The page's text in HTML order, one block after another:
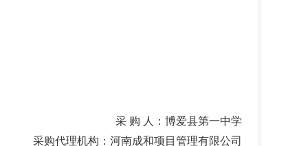
采 购 人： 博爱县第一中学
采购代理机构： 河南成和项目管理有限公司